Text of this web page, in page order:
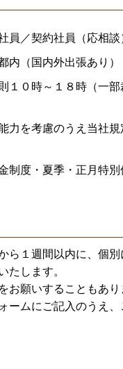
員／契約社員（応相談
内（国内外出張あり）
１０時～１８時（一部
力を考慮のうえ当社
制度・夏季・正月特別
ら１週間以内に、個
たします。
お願いすることもあり
ームにご記入のうえ、